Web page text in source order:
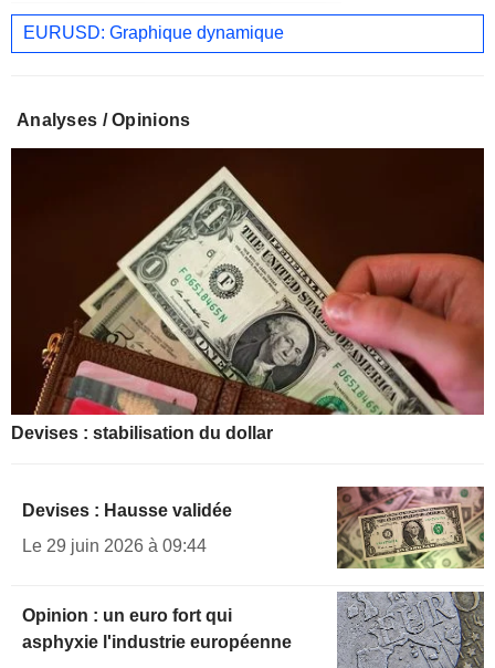
EURUSD: Graphique dynamique
Analyses / Opinions
Devises : stabilisation du dollar
Devises : Hausse validée
Le 29 juin 2026 à 09:44
Opinion : un euro fort qui
asphyxie l'industrie européenne